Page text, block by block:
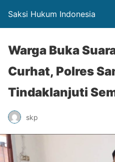
Saksi Hukum Indonesia
Warga Buka
Curhat, Polres
Tindaklanjuti
skp